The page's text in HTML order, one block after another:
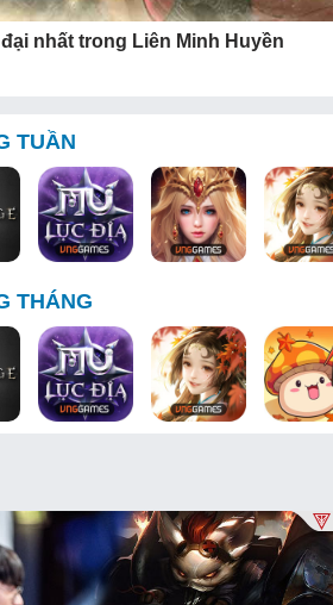
nhất trong Liên Minh Huyền
TUẦN
THÁNG